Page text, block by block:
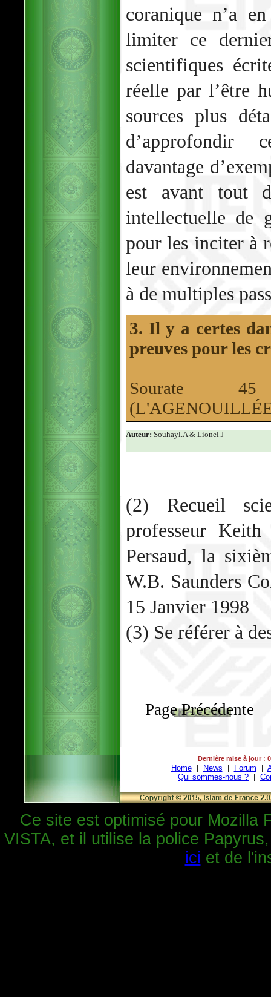
coranique n’a
limiter ce
scientifiques
réelle par l’être
sources plus
davantage
est avant tout
intellectuelle de
pour les inciter à
leur
à de multiples
3. Il y a certes
preuves pour les
Sourate
Auteur: Souhayl.A & Lionel.J
(2) Recueil
professeur
Persaud, la
W.B. Saunders
15 Janvier 1998
(3) Se référer à
Page Précédente
Dernière mise à jour :
Home| News Forum
Qui sommes-nous ?
Ce site est optimisé pour Mozilla
VISTA, et il utilise la police
ici et de